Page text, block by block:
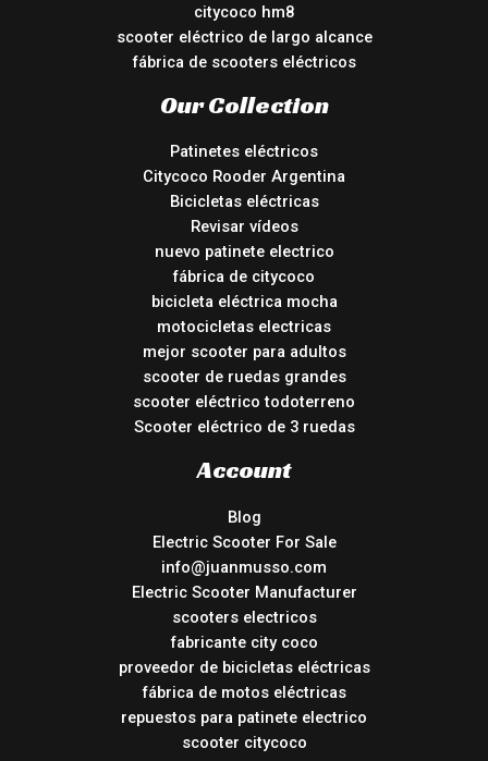
citycoco hm8
scooter eléctrico de largo alcance
fábrica de scooters eléctricos
Our Collection
Patinetes eléctricos
Citycoco Rooder Argentina
Bicicletas eléctricas
Revisar vídeos
nuevo patinete electrico
fábrica de citycoco
bicicleta eléctrica mocha
motocicletas electricas
mejor scooter para adultos
scooter de ruedas grandes
scooter eléctrico todoterreno
Scooter eléctrico de 3 ruedas
Account
Blog
Electric Scooter For Sale
info@juanmusso.com
Electric Scooter Manufacturer
scooters electricos
fabricante city coco
proveedor de bicicletas eléctricas
fábrica de motos eléctricas
repuestos para patinete electrico
scooter citycoco